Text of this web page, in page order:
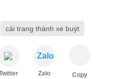
cải trang thành xe buýt
Zalo
Zalo Copy